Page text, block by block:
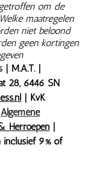
om de
maatregelen
niet beloond
geen kortingen
| M.A.T. |
28, 6446 SN
| KvK
Algemene
Herroepen
inclusief 9% of